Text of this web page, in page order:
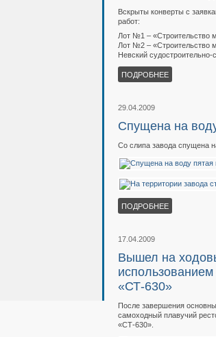
Вскрыты конверты с
работ:
Лот №1 – «Строительство
Лот №2 – «Строительство
Невский
ПОДРОБНЕЕ
29.04.2009
Спущена на
Со слипа завода спущена
ПОДРОБНЕЕ
17.04.2009
Вышел на
«СТ-630»
После завершения
самоходный плавучий
«СТ-630».